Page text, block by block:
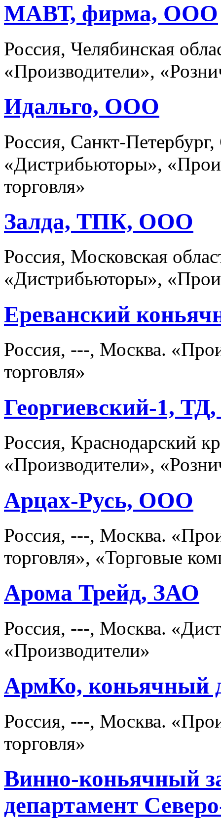
МАВТ, фирма, ООО
Россия, Челябинская
«Производители»,
Идальго, ООО
Россия, Санкт-
«Дистрибьюторы»,
торговля»
Залда, ТПК, ООО
Россия, Московская
«Дистрибьюторы»,
Ереванский
Россия, ---, Москва.
торговля»
Георгиевский-1,
Россия, Краснодарский
«Производители»,
Арцах-Русь, ООО
Россия, ---, Москва.
торговля», «Торговые
Арома Трейд, ЗАО
Россия, ---, Москва.
«Производители»
АрмКо,
Россия, ---, Москва.
торговля»
Винно-коньячный
департамент